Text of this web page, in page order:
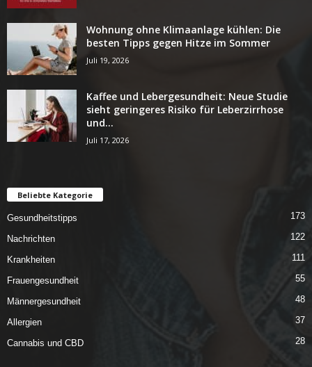
Wohnung ohne Klimaanlage kühlen: Die
besten Tipps gegen Hitze im Sommer
Juli 19, 2026
Kaffee und Lebergesundheit: Neue Studie
sieht geringeres Risiko für Leberzirrhose
und...
Juli 17, 2026
Beliebte Kategorie
Gesundheitstipps 173
Nachrichten 122
Krankheiten 111
Frauengesundheit 55
Männergesundheit 48
Allergien 37
Cannabis und CBD 28